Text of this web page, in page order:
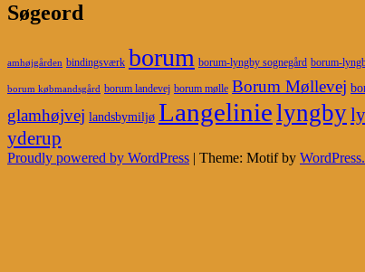
Søgeord
amhøjgården bindingsværk borum borum-lyngby sognegård borum-
borum købmandsgård borum landevej borum mølle Borum Møllevej
glamhøjvej landsbymiljø Langelinielyngby
yderup
Proudly powered by WordPress | Theme: Motif by